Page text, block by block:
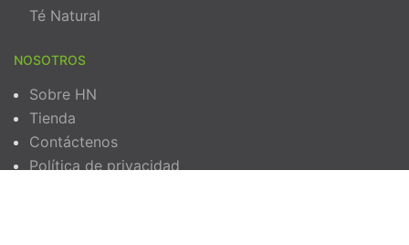
Té Natural
NOSOTROS
Sobre HN
Tienda
Contáctenos
Política de privacidad